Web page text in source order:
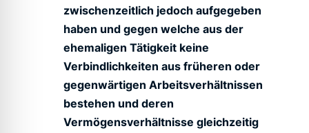
zwischenzeitlich jedoch aufgegeben
haben und gegen welche aus der
ehemaligen Tätigkeit keine
Verbindlichkeiten aus früheren oder
gegenwärtigen Arbeitsverhältnissen
bestehen und deren
Vermögensverhältnisse gleichzeitig